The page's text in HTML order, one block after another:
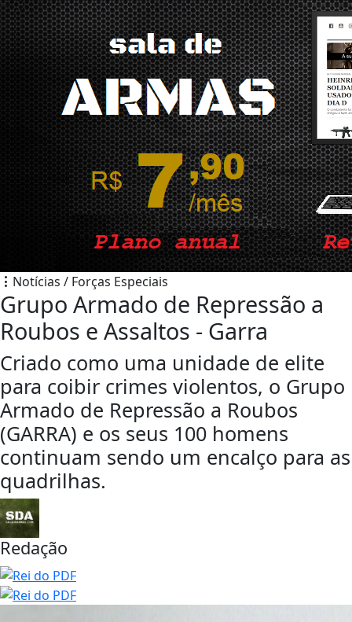
Notícias / Forças Especiais
Grupo Armado de Repressão a
Roubos e Assaltos - Garra
Criado como uma unidade de elite
para coibir crimes violentos, o Grupo
Armado de Repressão a Roubos
(GARRA) e os seus 100 homens
continuam sendo um encalço para as
quadrilhas.
Redação